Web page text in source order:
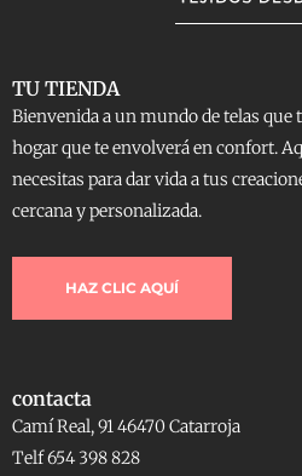
TU TIENDA
Bienvenida a un mundo de telas que
hogar que te envolverá en confort.
necesitas para dar vida a tus
cercana y personalizada.
HAZ CLIC AQUÍ
contacta
Camí Real, 91 46470 Catarroja
Telf 654 398 828